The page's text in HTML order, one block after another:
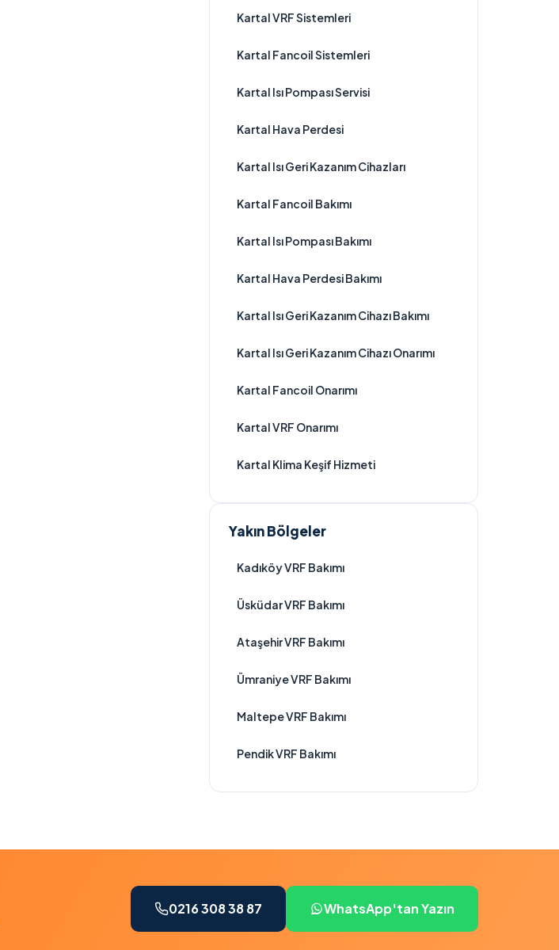
Kartal VRF Sistemleri
Kartal Fancoil Sistemleri
Kartal Isı Pompası Servisi
Kartal Hava Perdesi
Kartal Isı Geri Kazanım Cihazları
Kartal Fancoil Bakımı
Kartal Isı Pompası Bakımı
Kartal Hava Perdesi Bakımı
Kartal Isı Geri Kazanım Cihazı Bakımı
Kartal Isı Geri Kazanım Cihazı Onarımı
Kartal Fancoil Onarımı
Kartal VRF Onarımı
Kartal Klima Keşif Hizmeti
Yakın Bölgeler
Kadıköy VRF Bakımı
Üsküdar VRF Bakımı
Ataşehir VRF Bakımı
Ümraniye VRF Bakımı
Maltepe VRF Bakımı
Pendik VRF Bakımı
0216 308 38 87 WhatsApp'tan Yazın